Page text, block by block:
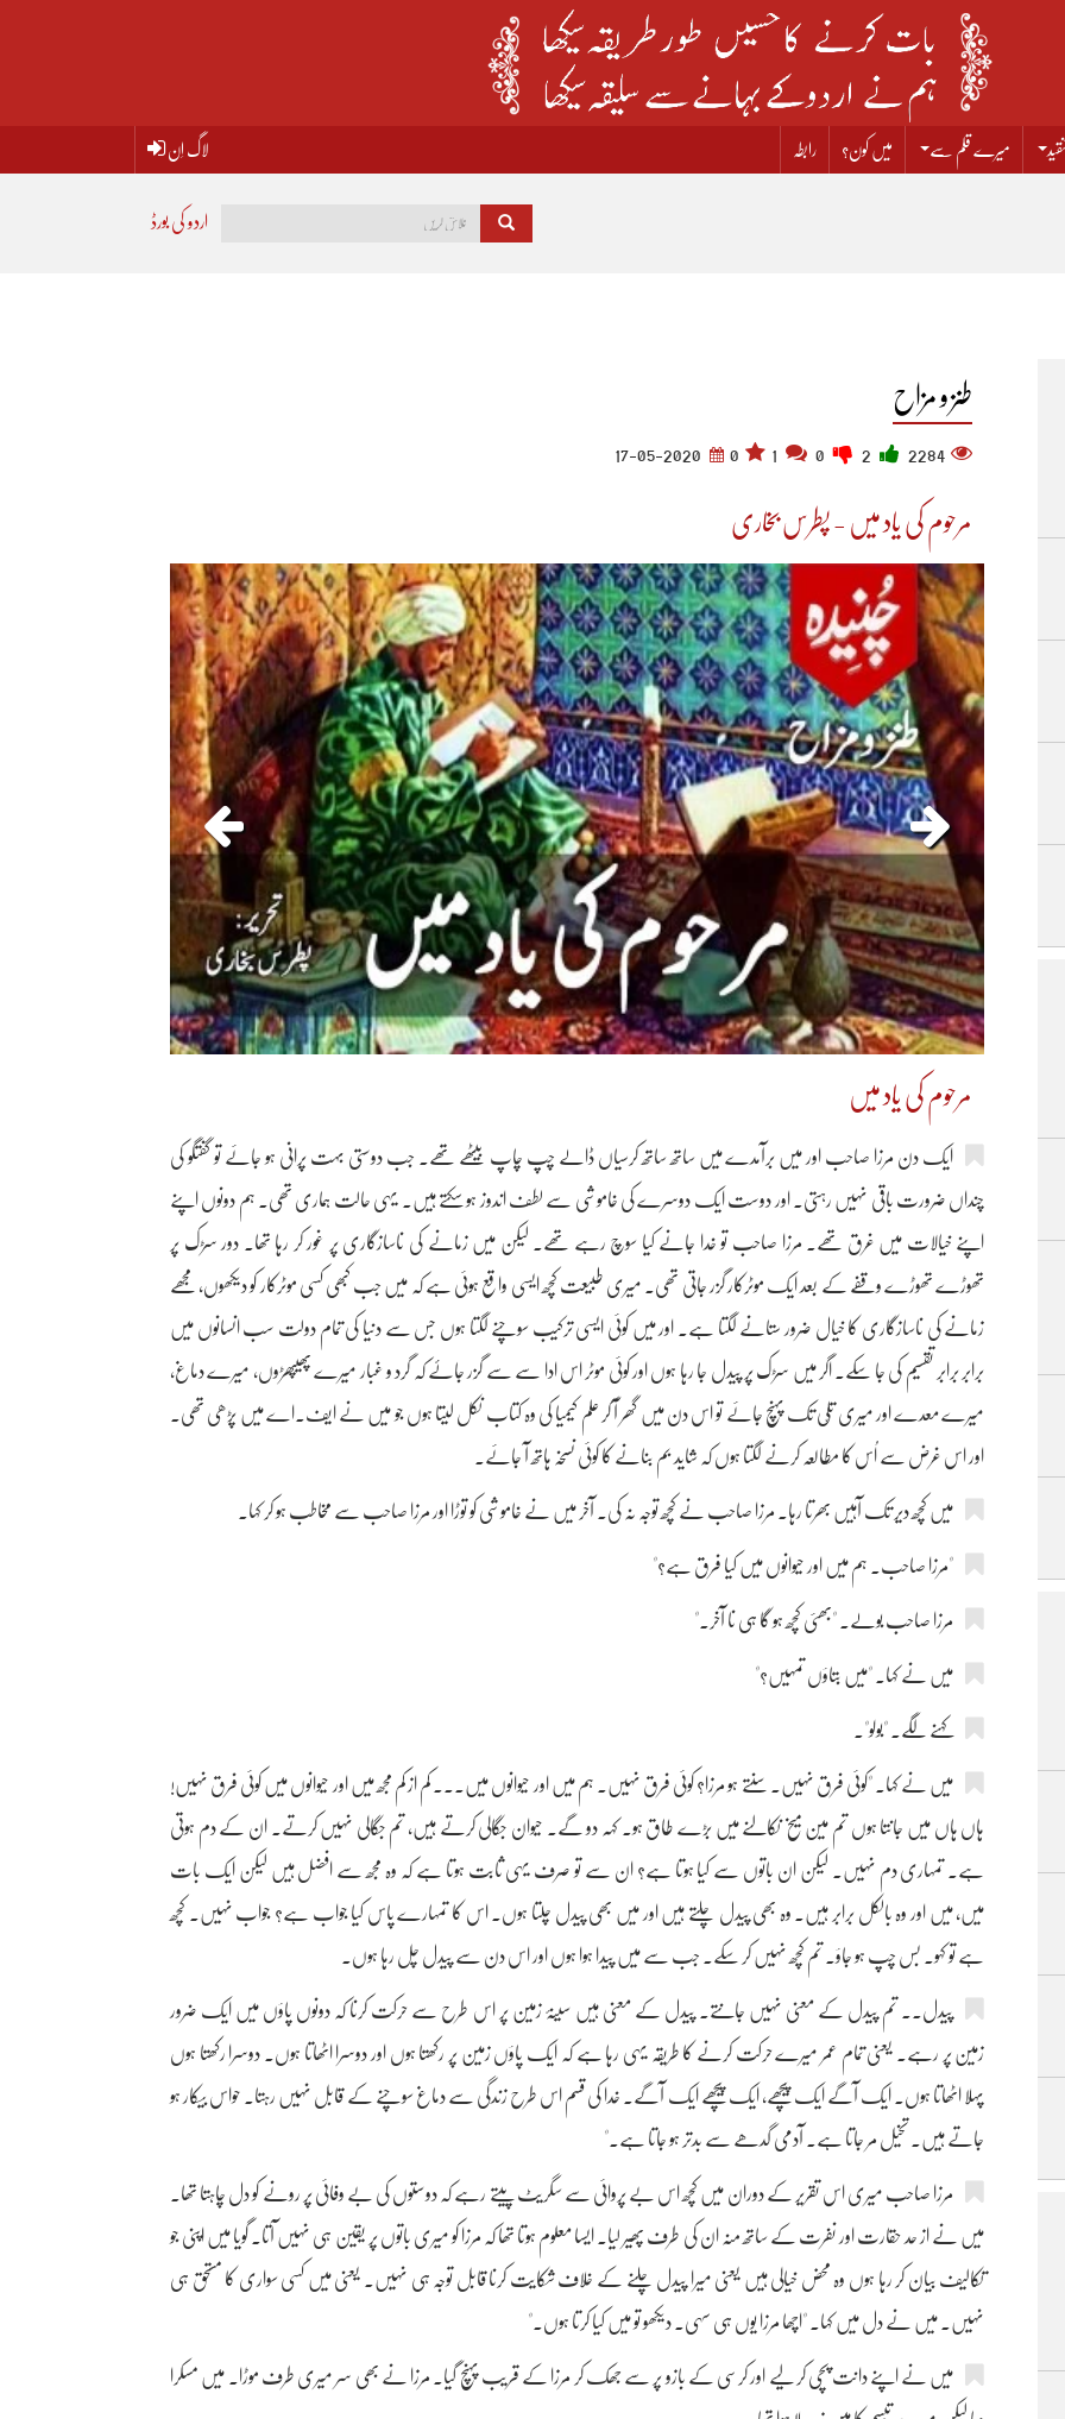
میرے قلم سے میں کون؟ رابطہ لاگ اِن
اردو کی بورڈ
طنز و مزاح
2284
0
17-05-2020
مرحوم کی یاد میں - پطرس بخاری
مرحوم کی یاد میں
ایک دن مرزا صاحب اور میں برآمدے میں ساتھ ساتھ کرسیاں ڈالے چپ چاپ بیٹھے تھے۔ جب دوستی بہت پرانی ہو جائے تو گفتگو کی
چنداں ضرورت باقی نہیں رہتی۔ اور دوست ایک دوسرے کی خاموشی سے لطف اندوز ہو سکتے ہیں۔ یہی حالت ہماری تھی۔ ہم دونوں اپنے
اپنے خیالات میں غرق تھے۔ مرزا صاحب تو خدا جانے کیا سوچ رہے تھے۔ لیکن میں زمانے کی ناسازگاری پر غور کر رہا تھا۔ دور سڑک پر
تھوڑے تھوڑے وقفے کے بعد ایک موٹرکار گزر جاتی تھی۔ میری طبیعت کچھ ایسی واقع ہوئی ہے کہ میں جب کبھی کسی موٹرکار کو دیکھوں، مجھے
زمانے کی ناسازگاری کا خیال ضرور ستانے لگتا ہے۔ اور میں کوئی ایسی ترکیب سوچنے لگتا ہوں جس سے دنیا کی تمام دولت سب انسانوں میں
برابر برابر تقسیم کی جا سکے۔ اگر میں سڑک پر پیدل جا رہا ہوں اور کوئی موٹر اس ادا سے سے گزر جاۓ کہ گرد و غبار میرے پھیپھڑوں، میرے دماغ،
میرے معدے اور میری تلّی تک پہنچ جائے تو اس دن میں گھر آ کر علم کیمیا کی وہ کتاب نکل لیتا ہوں جو میں نے ایف۔اے میں پڑھی تھی۔
اور اس غرض سے اُس کا مطالعہ کرنے لگتا ہوں کہ شاید بم بنانے کا کوئی نسخہ ہاتھ آ جائے۔
میں کچھ دیر تک آہیں بھرتا رہا۔ مرزا صاحب نے کچھ توجہ نہ کی۔ آخر میں نے خاموشی کو توڑا اور مرزا صاحب سے مخاطب ہو کر کہا۔
"مرزا صاحب۔ ہم میں اور حیوانوں میں کیا فرق ہے؟"
مرزا صاحب بولے۔ "بھئی کچھ ہو گا ہی نا آخر۔"
میں نے کہا۔ "میں بتاؤں تمہیں؟"
کہنے لگے۔ "بولو"۔
میں نے کہا۔ "کوئی فرق نہیں۔ سنتے ہو مرزا؟ کوئی فرق نہیں۔ ہم میں اور حیوانوں میں۔۔۔ کم از کم مجھ میں اور حیوانوں میں کوئی فرق نہیں!
ہاں ہاں میں جانتا ہوں تم مین میخ نکالنے میں بڑے طاق ہو۔ کہہ دو گے۔ حیوان جگالی کرتے ہیں، تم جگالی نہیں کرتے۔ ان کے دم ہوتی
ہے۔ تمہاری دم نہیں۔ لیکن ان باتوں سے کیا ہوتا ہے؟ ان سے تو صرف یہی ثابت ہوتا ہے کہ وہ مجھ سے افضل ہیں لیکن ایک بات
میں، میں اور وہ بالکل برابر ہیں۔ وہ بھی پیدل چلتے ہیں اور میں بھی پیدل چلتا ہوں۔ اس کا تمہارے پاس کیا جواب ہے؟ جواب نہیں۔ کچھ
ہے تو کہو۔ بس چپ ہو جاؤ۔ تم کچھ نہیں کر سکے۔ جب سے میں پیدا ہوا ہوں اور اس دن سے پیدل چل رہا ہوں۔
پیدل۔۔ تم پیدل کے معنی نہیں جانتے۔ پیدل کے معنی ہیں سینۂ زمین پر اس طرح سے حرکت کرنا کہ دونوں پاؤں میں ایک ضرور
زمین پر رہے۔ یعنی تمام عمر میرے حرکت کرنے کا طریقہ یہی رہا ہے کہ ایک پاؤں زمین پر رکھتا ہوں اور دوسرا اٹھاتا ہوں۔ دوسرا رکھتا ہوں
پہلا اٹھاتا ہوں۔ ایک آگے ایک پیچھے، ایک پیچھے ایک آگے۔ خدا کی قسم اس طرح زندگی سے دماغ سوچنے کے قابل نہیں رہتا۔ حواس بیکار ہو
جاتے ہیں۔ تخیل مر جاتا ہے۔ آدمی گدھے سے بدتر ہو جاتا ہے۔"
مرزا صاحب میری اس تقریر کے دوران میں کچھ اس بے پروائی سے سگریٹ پیتے رہے کہ دوستوں کی بے وفائی پر رونے کو دل چاہتا تھا۔
میں نے از حد حقارت اور نفرت کے ساتھ منہ ان کی طرف پھیر لیا۔ ایسا معلوم ہوتا تھا کہ مرزا کو میری باتوں پر یقین ہی نہیں آتا۔ گویا میں اپنی جو
تکالیف بیان کر رہا ہوں وہ محض خیالی ہیں یعنی میرا پیدل چلنے کے خلاف شکایت کرنا قابل توجہ ہی نہیں۔ یعنی میں کسی سواری کا مستحق ہی
نہیں۔ میں نے دل میں کہا۔ "اچھا مرزا یوں ہی سہی۔ دیکھو تو میں کیا کرتا ہوں۔"
میں نے اپنے دانت پچی کر لیے اور کرسی کے بازو پر سے جھک کر مرزا کے قریب پہنچ گیا۔ مرزا نے بھی سر میری طرف موڑا۔ میں مسکرا